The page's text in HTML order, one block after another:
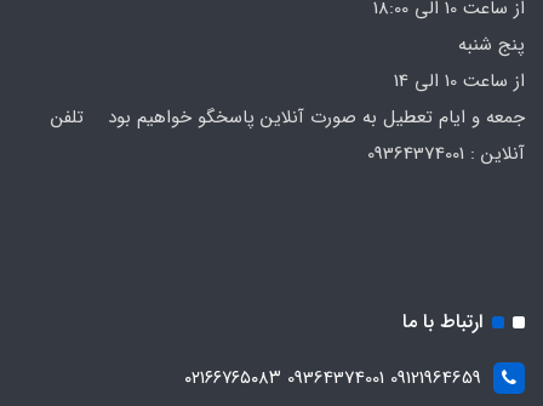
از ساعت 10 الی 18:00
پنج شنبه
از ساعت 10 الی 14
جمعه و ایام تعطیل به صورت آنلاین پاسخگو خواهیم بود تلفن
ارتباط با ما
09121964659 09364374001 ۰۲۱۶۶۷۶۵۰۸۳